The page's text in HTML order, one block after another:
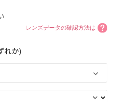
レンズデータの確認方法は
れか)